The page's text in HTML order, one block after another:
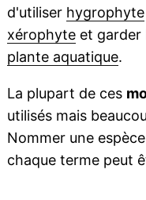
d'utiliser hygrophyte
xérophyteet garder
plante aquatique.
La plupart de ces
utilisés mais
Nommer une
chaque terme peut